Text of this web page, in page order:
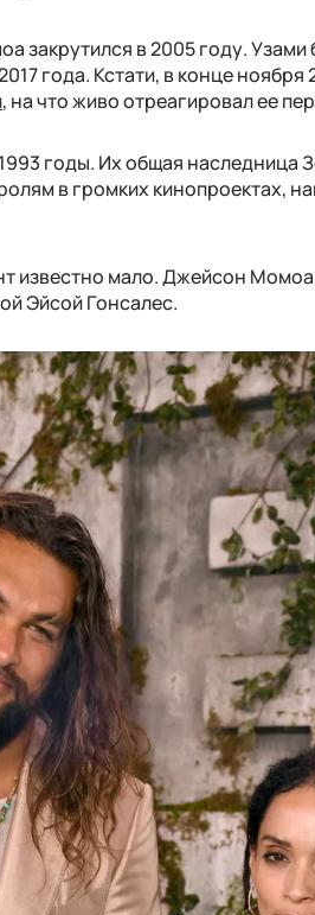
в 2005 году. Узами
года. Кстати, в конце
, на что живо отреагировал ее
годы. Их общая наследница
в громких кинопроектах,
известно мало. Джейсон Момоа
Эйсой Гонсалес.